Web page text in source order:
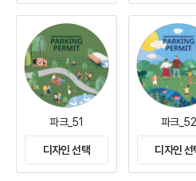
파크_51
디자인 선택
파크_52
디자인 선